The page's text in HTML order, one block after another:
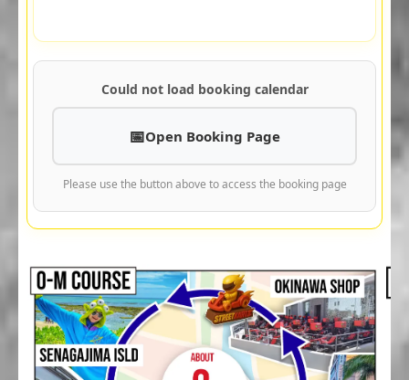
Could not load booking calendar
Open Booking Page
Please use the button above to access the booking page